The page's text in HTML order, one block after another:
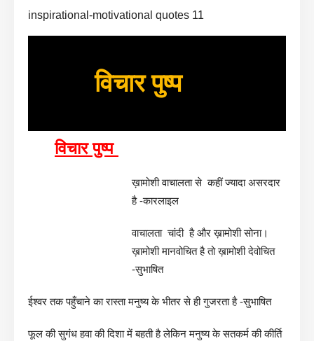
inspirational-motivational quotes 11
विचार पुष्प
विचार पुष्प
ख़ामोशी वाचालता से कहीं ज्यादा असरदार
है -कारलाइल
वाचालता चांदी है और ख़ामोशी सोना।
ख़ामोशी मानवोचित है तो ख़ामोशी देवोचित
-सुभाषित
ईश्वर तक पहुँचाने का रास्ता मनुष्य के भीतर से ही गुजरता है -सुभाषित
फूल की सुगंध हवा की दिशा में बहती है लेकिन मनुष्य के सतकर्म की कीर्ति